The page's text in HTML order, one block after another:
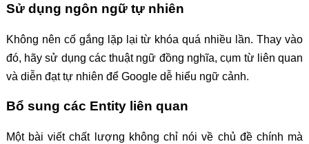
Sử dụng ngôn ngữ tự nhiên
Không nên cố gắng lặp lại từ khóa quá nhiều lần. Thay vào
đó, hãy sử dụng các thuật ngữ đồng nghĩa, cụm từ liên quan
và diễn đạt tự nhiên để Google dễ hiểu ngữ cảnh.
Bổ sung các Entity liên quan
Một bài viết chất lượng không chỉ nói về chủ đề chính mà